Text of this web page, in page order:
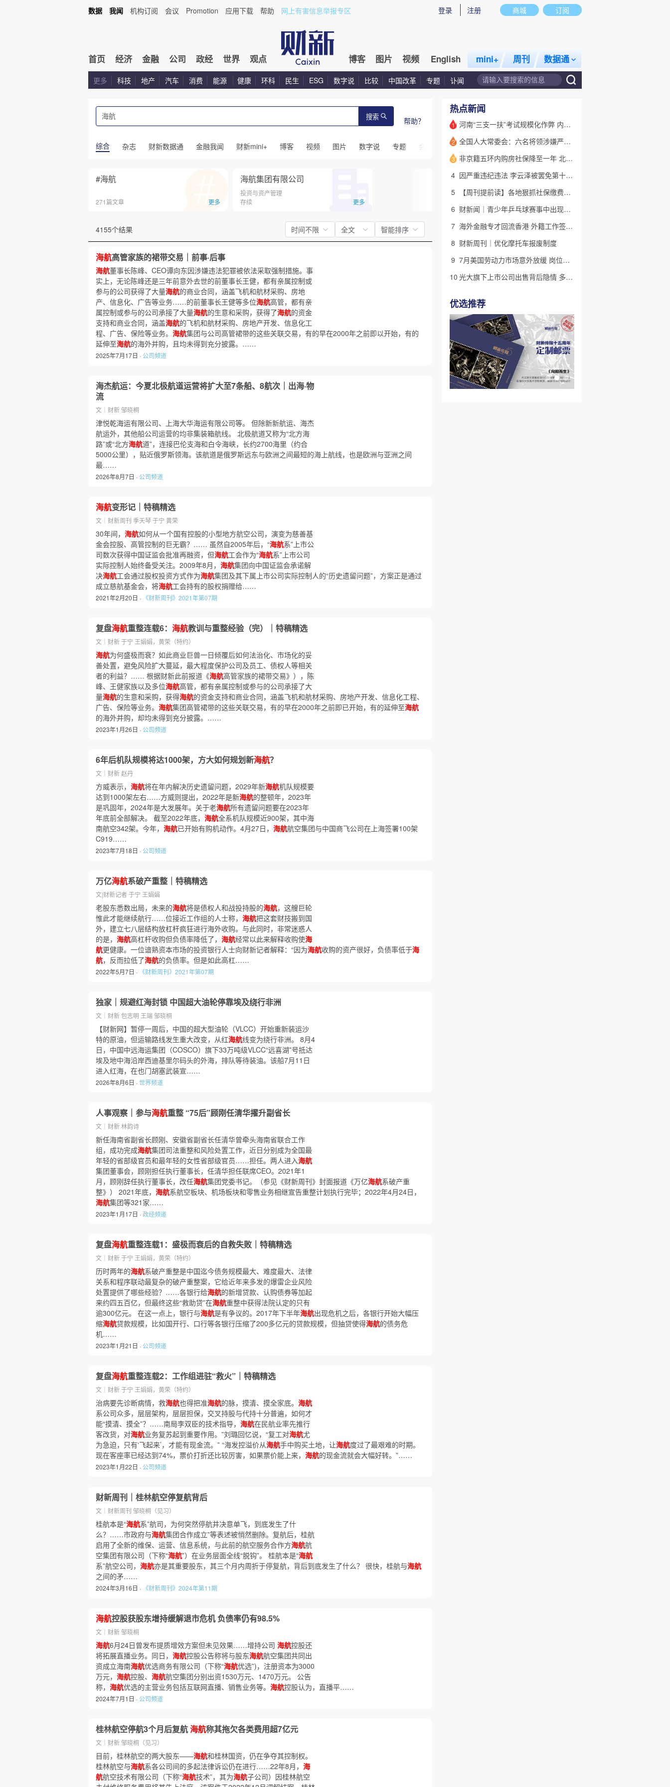
商城 订阅
登录 注册
数据 我闻 机构订阅 会议 Promotion 应用下载 帮助 网上有害信息举报专区
首页 经济 金融 公司 政经 世界 观点 博客 图片 视频 English mini+ 周刊 数据通
更多 科技 地产 汽车 消费 能源 健康 环科 民生 ESG 数字说 比较 中国改革 专题 讣闻
搜索 帮助？
综合 杂志 财新数据通 金融我闻 财新mini+ 博客 视频 图片 数字说 专题 会议 话题 特别呈现 私房课
#海航
271篇文章 更多
海航集团有限公司
投资与资产管理
存续
更多
4155个结果 时间不限 全文 智能排序
海航高管家族的裙带交易｜前事·后事
海航董事长陈峰、CEO谭向东因涉嫌违法犯罪被依法采取强制措施。事
实上，无论陈峰还是三年前意外去世的前董事长王健，都有亲属控制或
参与的公司获得了大量海航的商业合同，涵盖飞机和航材采购、房地
产、信息化、广告等业务……的前董事长王健等多位海航高管，都有亲
属控制或参与的公司承接了大量海航的生意和采购，获得了海航的资金
支持和商业合同，涵盖海航的飞机和航材采购、房地产开发、信息化工
程、广告、保险等业务。 海航集团与公司高管裙带的这些关联交易，有的早在2000年之前即以开始，有的
延伸至海航的海外并购，且均未得到充分披露。……
2025年7月17日 · 公司频道
海杰航运：今夏北极航道运营将扩大至7条船、8航次｜出海·物
流
文｜财新 邹晓桐
津悦乾海运有限公司、上海大华海运有限公司等。 但除新新航运、海杰
航运外，其他船公司运营的均非集装箱航线。 北极航道又称为“北方海
路”或“北方海航道”，连接巴伦支海和白令海峡，长约2700海里（约合
5000公里），贴近俄罗斯领海。该航道是俄罗斯远东与欧洲之间最短的海上航线，也是欧洲与亚洲之间
最……
2026年8月7日 · 公司频道
海航变形记｜特稿精选
文｜财新周刊 季天琴 于宁 黄荣
30年间， 海航如何从一个国有控股的小型地方航空公司，演变为慈善基
金会控股、高管控制的巨无霸？…… 虽然自2005年后，“海航系”上市公
司数次获得中国证监会批准再融资，但海航工会作为“海航系”上市公司
实际控制人始终备受关注。2009年8月， 海航集团向中国证监会承诺解
决海航工会通过股权投资方式作为海航集团及其下属上市公司实际控制人的“历史遗留问题”，方案正是通过
成立慈航基金会，将海航工会持有的股权捐赠给……
2021年2月20日 · 《财新周刊》2021年第07期
复盘海航重整连载6： 海航教训与重整经验（完）｜特稿精选
文｜财新 于宁 王娟娟，黄荣（特约）
海航为何盛极而衰？如此商业巨兽一日倾覆后如何法治化、市场化的妥
善处置，避免风险扩大蔓延，最大程度保护公司及员工、债权人等相关
者的利益？…… 根据财新此前报道《海航高管家族的裙带交易》），陈
峰、王健家族以及多位海航高管，都有亲属控制或参与的公司承接了大
量海航的生意和采购，获得海航的资金支持和商业合同，涵盖飞机和航材采购、房地产开发、信息化工程、
广告、保险等业务。 海航集团高管裙带的这些关联交易，有的早在2000年之前即已开始，有的延伸至海航
的海外并购，却均未得到充分披露。……
2023年1月26日 · 公司频道
6年后机队规模将达1000架，方大如何规划新海航？
文｜财新 赵丹
方威表示， 海航将在年内解决历史遗留问题，2029年新海航机队规模要
达到1000架左右……方威则提出，2022年是新海航的整顿年，2023年
是巩固年，2024年是大发展年。关于老海航所有遗留问题要在2023年
年底前全部解决。 截至2022年底， 海航全系机队规模近900架，其中海
南航空342架。今年， 海航已开始有购机动作。4月27日， 海航航空集团与中国商飞公司在上海签署100架
C919……
2023年7月18日 · 公司频道
万亿海航系破产重整｜特稿精选
文|财新记者 于宁 王娟娟
老股东悉数出局，未来的海航将是债权人和战投持股的海航，这艘巨轮
惟此才能继续航行……位接近工作组的人士称， 海航把这套财技搬到国
外，建立七八层结构放杠杆疯狂进行海外收购。与此同时，非常迷惑人
的是， 海航高杠杆收购但负债率降低了， 海航经常以此来解释收购使海
航更健康。一位谙熟资本市场的投资银行人士向财新记者解释：“因为海航收购的资产很好，负债率低于海
航，反而拉低了海航的负债率。但是如此高杠……
2022年5月7日 · 《财新周刊》2021年第07期
独家｜规避红海封锁 中国超大油轮停靠埃及绕行非洲
文｜财新 包志明 王端 邹晓桐
【财新网】暂停一周后，中国的超大型油轮（VLCC）开始重新装运沙
特的原油，但运输路线发生重大改变，从红海航线变为绕行非洲。 8月4
日，中国中远海运集团（COSCO）旗下33万吨级VLCC“远喜湖”号抵达
埃及地中海沿岸西迪基里尔码头的外海，排队等待装油。该船7月11日
进入红海，在也门胡塞武装宣……
2026年8月6日 ·世界频道
人事观察｜参与海航重整 “75后”顾刚任清华擢升副省长
文｜财新 林韵诗
新任海南省副省长顾刚、安徽省副省长任清华曾牵头海南省联合工作
组，成功完成海航集团司法重整和风险处置工作，近日分别成为全国最
年轻的省部级官员和最年轻的女性省部级官员……担任。两人进入海航
集团董事会，顾刚担任执行董事长，任清华担任联席CEO。2021年1
月，顾刚辞任执行董事长，改任海航集团党委书记。（参见《财新周刊》封面报道《万亿海航系破产重
整》） 2021年底， 海航系航空板块、机场板块和零售业务相继宣告重整计划执行完毕；2022年4月24日，
海航集团等321家……
2023年1月17日 ·政经频道
复盘海航重整连载1：盛极而衰后的自救失败｜特稿精选
文｜财新 于宁 王娟娟，黄荣（特约）
历时两年的海航系破产重整是中国迄今债务规模最大、难度最大、法律
关系和程序联动最复杂的破产重整案，它给近年来多发的爆雷企业风险
处置提供了哪些经验？……各银行给海航的新增贷款、认购债券等加起
来约四五百亿，但最终这些“救助贷”在海航重整中获得法院认定的只有
逾300亿元。 在这一点上，银行与海航是有争议的。2017年下半年海航出现危机之后，各银行开始大幅压
缩海航贷款规模，比如国开行、口行等各银行压缩了200多亿元的贷款规模，但抽贷使得海航的债务危
机……
2023年1月21日 · 公司频道
复盘海航重整连载2：工作组进驻“救火”｜特稿精选
文｜财新 于宁 王娟娟，黄荣（特约）
治病要先诊断病情，救海航也得把准海航的脉，摸清、摸全家底。 海航
系公司众多，层层架构，层层担保，交叉持股与代持十分普遍，如何才
能“摸清、摸全”？……南局李双臣的技术指导， 海航在民航业率先推行
客改货，对海航业务复苏起到重要作用。”刘璐回忆说，“复工对海航尤
为急迫，只有‘飞起来’，才能有现金流。” “海发控溢价从海航手中购买土地，让海航度过了最艰难的时期。
现在客座率已经达到74%，票价打折还比较厉害，如果票价能上来， 海航的现金流就会大幅好转。”……
2023年1月22日 · 公司频道
财新周刊｜桂林航空停复航背后
文｜财新周刊 邹晓桐（见习）
桂航本是“海航系”航司，为何突然停航并决意单飞，到底发生了什
么？……市政府与海航集团合作成立”等表述被悄然删除。复航后，桂航
启用了全新的维保、运营、信息系统，与此前的航空服务合作方海航航
空集团有限公司（下称“海航”）在业务层面全线“脱钩”。 桂航本是“海航
系”航空公司， 海航亦是其重要股东，其三个月内周折于停复航，背后到底发生了什么？ 很快，桂航与海航
之间的矛……
2024年3月16日 · 《财新周刊》2024年第11期
海航控股获股东增持缓解退市危机 负债率仍有98.5%
文｜财新 邹晓桐
海航6月24日曾发布提质增效方案但未见效果……增持公司 海航控股还
将拓展直播业务。同日， 海航控股公告称将与股东海航航空集团共同出
资成立海南海航优选商务有限公司（下称“海航优选”)，注册资本为3000
万元， 海航控股、 海航航空集团分别出资1530万元、1470万元。 公告
称， 海航优选的主营业务包括互联网直播、销售业务等。 海航控股认为，直播平……
2024年7月1日 · 公司频道
桂林航空停航3个月后复航海航称其拖欠各类费用超7亿元
文｜财新 邹晓桐（见习）
目前，桂林航空的两大股东——海航和桂林国资，仍在争夺其控制权。
桂林航空与海航系各公司间的多起法律诉讼仍在进行……22年8月， 海
航航空技术有限公司（下称“海航技术”，其为海航子公司）因桂林航空
热点新闻
1 河南“三支一扶”考试规模化作弊 内外勾结提前获取试卷
2 全国人大常委会：六名将领涉嫌严重违纪违法 被罢免全国人大代表
3
非京籍五环内购房社保降至一年 北京市公积金最高可贷340万元
4
因严重违纪违法 李云泽被罢免第十四届全国人大代表职务
5
【周刊提前读】各地狠抓社保缴费基数 合规与企业减负如何平衡？
6
财新闻｜青少年乒乓球赛事中出现严重赛风赛纪问题，乒协发文
7
海外金融专才回流香港 外籍工作签证翻倍
8 财新周刊｜优化摩托车报废制度
9
7月美国劳动力市场意外放缓 岗位减少2.3万个失业率降至4.1%
10
光大旗下上市公司出售背后隐情 多人卷入医疗腐败案被查
优选推荐